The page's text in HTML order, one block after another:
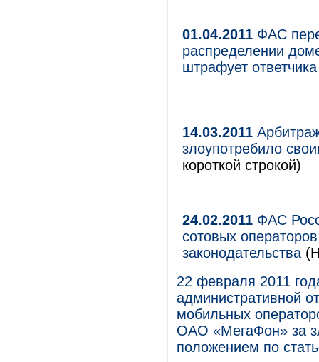
01.04.2011 ФАС
распределении
штрафует ответчика
14.03.2011
злоупотребило
короткой строкой)
24.02.2011 ФАС
сотовых
законодательства
22 февраля 2011
административной
мобильных
ОАО «МегаФон» за
положением по